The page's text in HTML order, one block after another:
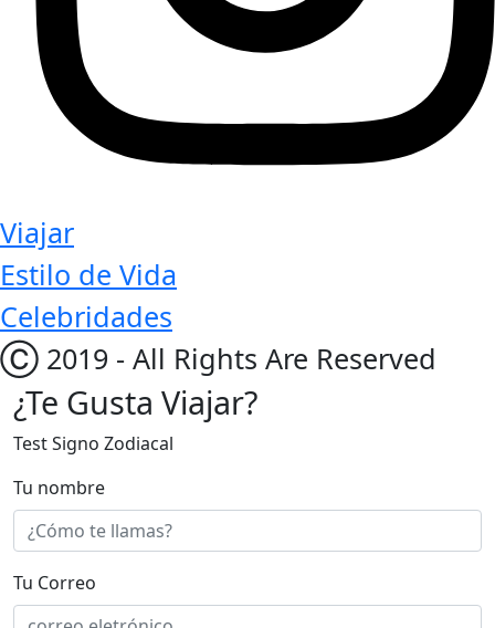
Viajar
Estilo de Vida
Celebridades
Ⓒ 2019 - All Rights Are Reserved
¿Te Gusta Viajar?
Test Signo Zodiacal
Tu nombre
Tu Correo